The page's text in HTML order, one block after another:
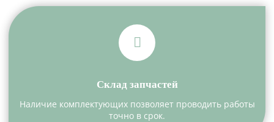
Склад запчастей
Наличие комплектующих позволяет проводить работы
точно в срок.